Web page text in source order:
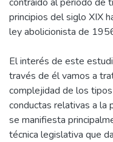
principios del siglo XIX
ley abolicionista de
El interés de este
través de él vamos a
complejidad de los
conductas relativas a la
se manifiesta
técnica legislativa que